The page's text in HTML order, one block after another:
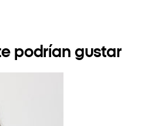
podrían gustar